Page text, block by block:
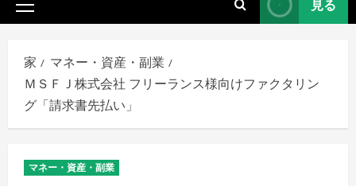
プ
イ
マ
リ
メ
ニ
ー
見る
家
マネー・資産・副業
ＭＳＦＪ株式会社 フリーランス様向けファクタリン
グ「請求書先払い」
マネー・資産・副業